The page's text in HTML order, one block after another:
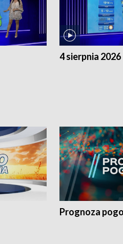
4 sierpnia 2026
Prognoza